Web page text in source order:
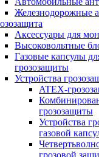
Железнодорожные
Аксессуары для
Высоковольтные
Газовые капсулы
грозозащиты
Устройства
ATEX-
грозозащиты
Устройства
газовой
грозовой